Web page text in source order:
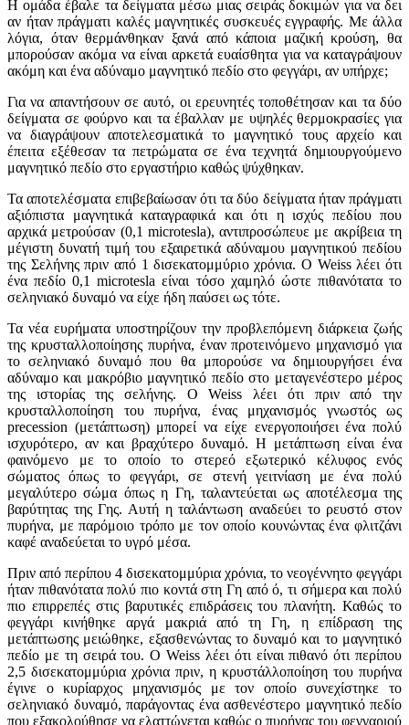
Η ομάδα έβαλε τα δείγματα μέσω μιας σειράς δοκιμών για να δει
αν ήταν πράγματι καλές μαγνητικές συσκευές εγγραφής. Με άλλα
λόγια, όταν θερμάνθηκαν ξανά από κάποια μαζική κρούση, θα
μπορούσαν ακόμα να είναι αρκετά ευαίσθητα για να καταγράψουν
ακόμη και ένα αδύναμο μαγνητικό πεδίο στο φεγγάρι, αν υπήρχε;
Για να απαντήσουν σε αυτό, οι ερευνητές τοποθέτησαν και τα δύο
δείγματα σε φούρνο και τα έβαλλαν με υψηλές θερμοκρασίες για
να διαγράψουν αποτελεσματικά το μαγνητικό τους αρχείο και
έπειτα εξέθεσαν τα πετρώματα σε ένα τεχνητά δημιουργούμενο
μαγνητικό πεδίο στο εργαστήριο καθώς ψύχθηκαν.
Τα αποτελέσματα επιβεβαίωσαν ότι τα δύο δείγματα ήταν πράγματι
αξιόπιστα μαγνητικά καταγραφικά και ότι η ισχύς πεδίου που
αρχικά μετρούσαν (0,1 microtesla), αντιπροσώπευε με ακρίβεια τη
μέγιστη δυνατή τιμή του εξαιρετικά αδύναμου μαγνητικού πεδίου
της Σελήνης πριν από 1 δισεκατομμύριο χρόνια. Ο Weiss λέει ότι
ένα πεδίο 0,1 microtesla είναι τόσο χαμηλό ώστε πιθανότατα το
σεληνιακό δυναμό να είχε ήδη παύσει ως τότε.
Τα νέα ευρήματα υποστηρίζουν την προβλεπόμενη διάρκεια ζωής
της κρυσταλλοποίησης πυρήνα, έναν προτεινόμενο μηχανισμό για
το σεληνιακό δυναμό που θα μπορούσε να δημιουργήσει ένα
αδύναμο και μακρόβιο μαγνητικό πεδίο στο μεταγενέστερο μέρος
της ιστορίας της σελήνης. Ο Weiss λέει ότι πριν από την
κρυσταλλοποίηση του πυρήνα, ένας μηχανισμός γνωστός ως
precession (μετάπτωση) μπορεί να είχε ενεργοποιήσει ένα πολύ
ισχυρότερο, αν και βραχύτερο δυναμό. Η μετάπτωση είναι ένα
φαινόμενο με το οποίο το στερεό εξωτερικό κέλυφος ενός
σώματος όπως το φεγγάρι, σε στενή γειτνίαση με ένα πολύ
μεγαλύτερο σώμα όπως η Γη, ταλαντεύεται ως αποτέλεσμα της
βαρύτητας της Γης. Αυτή η ταλάντωση αναδεύει το ρευστό στον
πυρήνα, με παρόμοιο τρόπο με τον οποίο κουνώντας ένα φλιτζάνι
καφέ αναδεύεται το υγρό μέσα.
Πριν από περίπου 4 δισεκατομμύρια χρόνια, το νεογέννητο φεγγάρι
ήταν πιθανότατα πολύ πιο κοντά στη Γη από ό, τι σήμερα και πολύ
πιο επιρρεπές στις βαρυτικές επιδράσεις του πλανήτη. Καθώς το
φεγγάρι κινήθηκε αργά μακριά από τη Γη, η επίδραση της
μετάπτωσης μειώθηκε, εξασθενώντας το δυναμό και το μαγνητικό
πεδίο με τη σειρά του. Ο Weiss λέει ότι είναι πιθανό ότι περίπου
2,5 δισεκατομμύρια χρόνια πριν, η κρυστάλλοποίηση του πυρήνα
έγινε ο κυρίαρχος μηχανισμός με τον οποίο συνεχίστηκε το
σεληνιακό δυναμό, παράγοντας ένα ασθενέστερο μαγνητικό πεδίο
που εξακολούθησε να ελαττώνεται καθώς ο πυρήνας του φεγγαριού